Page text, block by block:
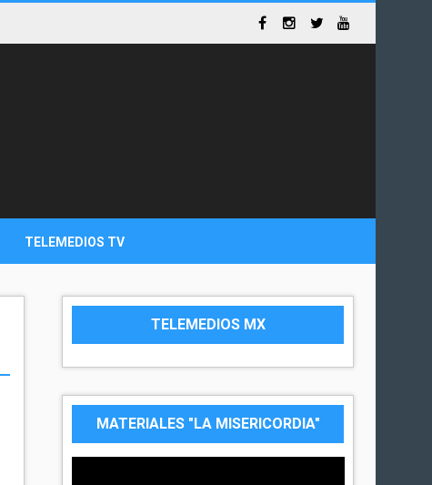
TELEMEDIOS TV
TELEMEDIOS MX
MATERIALES "LA MISERICORDIA"